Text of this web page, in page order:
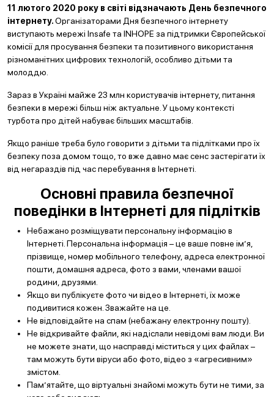
11 лютого 2020 року в світі відзначають День безпечного
інтернету.Організаторами Дня безпечного інтернету
виступають мережі Insafe та INHOPE за підтримки Європейської
комісії для просування безпеки та позитивного використання
різноманітних цифрових технологій, особливо дітьми та
молоддю.
Зараз в Україні майже 23 млн користувачів інтернету, питання
безпеки в мережі більш ніж актуальне. У цьому контексті
турбота про дітей набуває більших масштабів.
Якщо раніше треба було говорити з дітьми та підлітками про їх
безпеку поза домом тощо, то вже давно має сенс застерігати їх
від негараздів під час перебування в Інтернеті.
Основні правила безпечної
поведінки в Інтернеті для підлітків
Небажано розміщувати персональну інформацію в
Інтернеті. Персональна інформація – це ваше повне ім’я,
прізвище, номер мобільного телефону, адреса електронної
пошти, домашня адреса, фото з вами, членами вашої
родини, друзями.
Якщо ви публікуєте фото чи відео в Інтернеті, їх може
подивитися кожен. Зважайте на це.
Не відповідайте на спам (небажану електронну пошту).
Не відкривайте файли, які надіслали невідомі вам люди. Ви
не можете знати, що насправді міститься у цих файлах –
там можуть бути віруси або фото, відео з «агресивним»
змістом.
Пам’ятайте, що віртуальні знайомі можуть бути не тими, за